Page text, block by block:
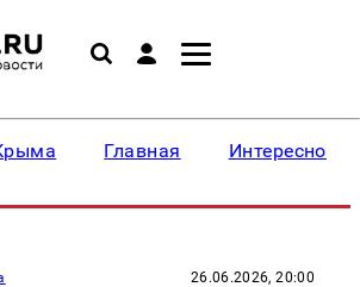
Главная Интересное
26.06.2026, 20:00